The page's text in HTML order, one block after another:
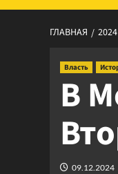
ГЛАВНАЯ 2024
Власть
В
09.12.2024